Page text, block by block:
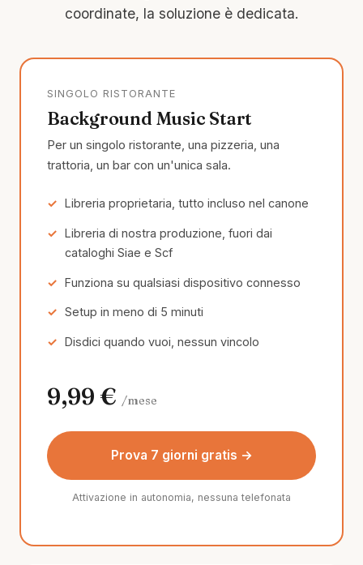
coordinate, la soluzione è dedicata.
SINGOLO RISTORANTE
Background Music Start
Per un singolo ristorante, una pizzeria, una
trattoria, un bar con un'unica sala.
Libreria proprietaria, tutto incluso nel canone
Libreria di nostra produzione, fuori dai
cataloghi Siae e Scf
Funziona su qualsiasi dispositivo connesso
Setup in meno di 5 minuti
Disdici quando vuoi, nessun vincolo
9,99 € /mese
Prova 7 giorni gratis →
Attivazione in autonomia, nessuna telefonata